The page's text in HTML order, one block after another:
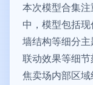
本次模型合集
中，模型包括
墙结构等细分
联动效果等细
焦卖场内部区